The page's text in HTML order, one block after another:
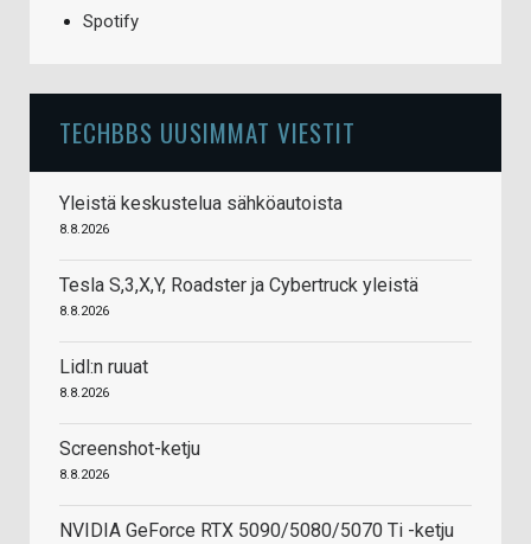
Spotify
TECHBBS UUSIMMAT VIESTIT
Yleistä keskustelua sähköautoista
8.8.2026
Tesla S,3,X,Y, Roadster ja Cybertruck yleistä
8.8.2026
Lidl:n ruuat
8.8.2026
Screenshot-ketju
8.8.2026
NVIDIA GeForce RTX 5090/5080/5070 Ti -ketju